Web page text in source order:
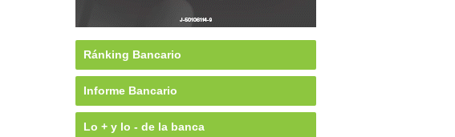
Ránking Bancario
Informe Bancario
Lo + y lo - de la banca